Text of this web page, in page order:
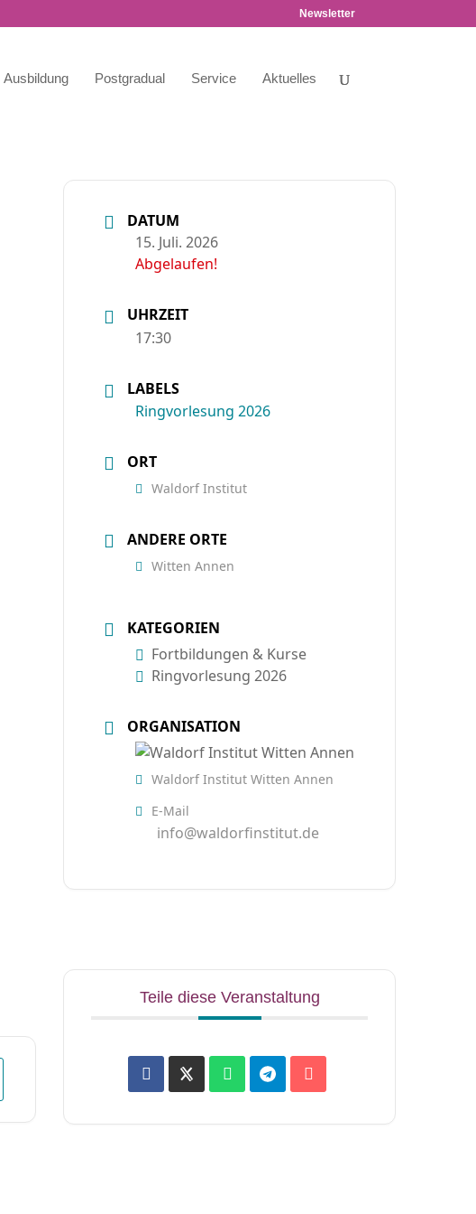
Newsletter
Ausbildung Postgradual Service Aktuelles
DATUM
15. Juli. 2026
Abgelaufen!
UHRZEIT
17:30
LABELS
Ringvorlesung 2026
ORT
Waldorf Institut
ANDERE ORTE
Witten Annen
KATEGORIEN
Fortbildungen & Kurse
Ringvorlesung 2026
ORGANISATION
Waldorf Institut Witten Annen
E-Mail
info@waldorfinstitut.de
Teile diese Veranstaltung